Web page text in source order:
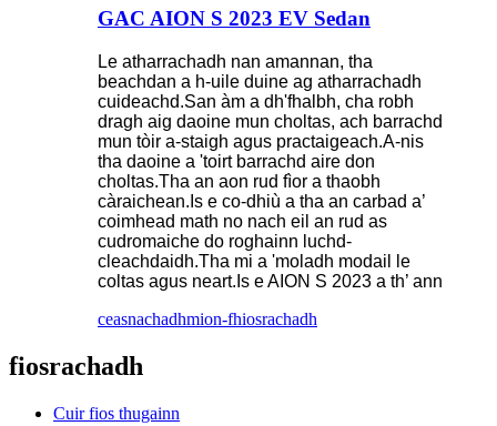
GAC AION S 2023 EV Sedan
Le atharrachadh nan amannan, tha
beachdan a h-uile duine ag atharrachadh
cuideachd.San àm a dh'fhalbh, cha robh
dragh aig daoine mun choltas, ach barrachd
mun tòir a-staigh agus practaigeach.A-nis
tha daoine a 'toirt barrachd aire don
choltas.Tha an aon rud fìor a thaobh
càraichean.Is e co-dhiù a tha an carbad a’
coimhead math no nach eil an rud as
cudromaiche do roghainn luchd-
cleachdaidh.Tha mi a 'moladh modail le
coltas agus neart.Is e AION S 2023 a th’ ann
ceasnachadhmion-fhiosrachadh
fiosrachadh
Cuir fios thugainn